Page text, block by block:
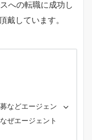
への転職に成功し
戴しています。
などエージェン
ぜエージェント